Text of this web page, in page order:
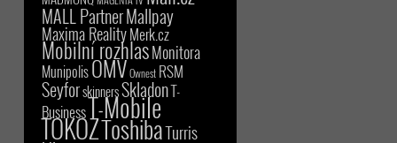
MALL PartnerMallpay
Maxima RealityMerk.cz
Mobilní rozhlasMonitora
MunipolisOMVOwnest RSM
SeyforskinnersSkladonT-
BusinessT-Mobile
TOKOZToshibaTurris